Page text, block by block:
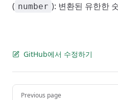
( number ): 변환된 유한한
GitHub에서 수정하기
Pager
Previous page